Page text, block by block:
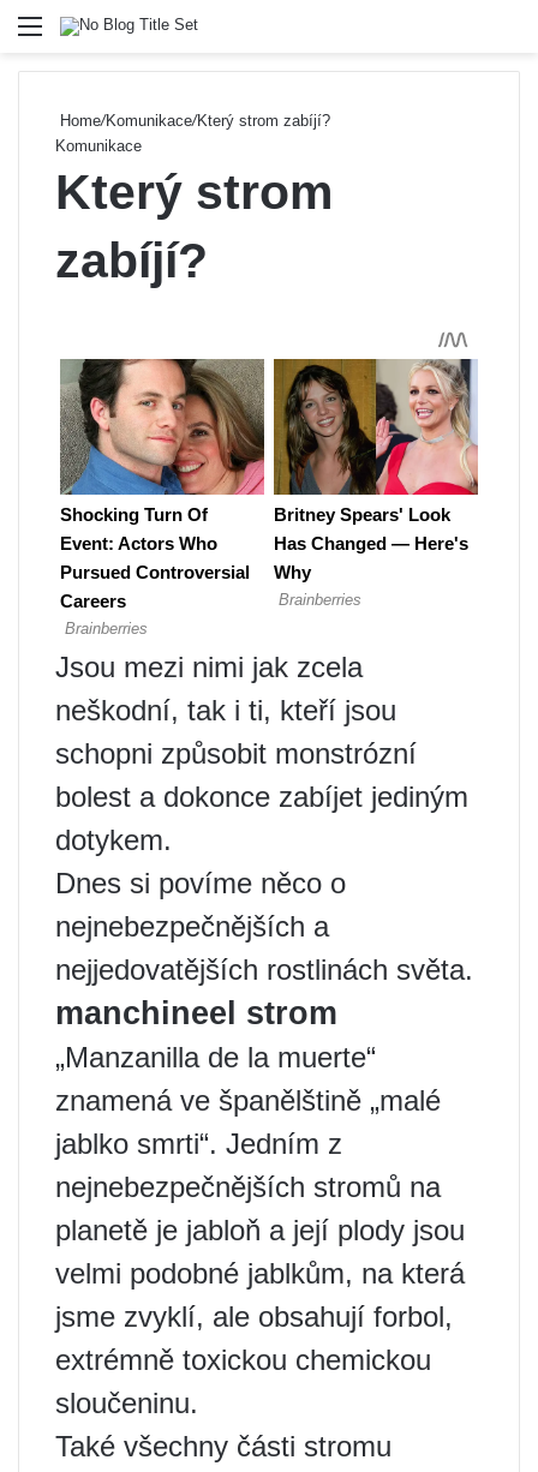
Menu
Home/Komunikace/Který strom zabíjí?
Komunikace
Který strom
zabíjí?
Jsou mezi nimi jak zcela
neškodní, tak i ti, kteří jsou
schopni způsobit monstrózní
bolest a dokonce zabíjet jediným
dotykem.
Dnes si povíme něco o
nejnebezpečnějších a
nejjedovatějších rostlinách světa.
manchineel strom
„Manzanilla de la muerte“
znamená ve španělštině „malé
jablko smrti“. Jedním z
nejnebezpečnějších stromů na
planetě je jabloň a její plody jsou
velmi podobné jablkům, na která
jsme zvyklí, ale obsahují forbol,
extrémně toxickou chemickou
sloučeninu.
Také všechny části stromu